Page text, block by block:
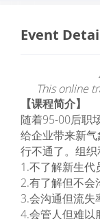
Event
This online
【课程简介】
随着95-00后职
给企业带来新
行不通了。组织
1.不了解新生代
2.有了解但不会
3.会沟通但流失
4.会管人但难以